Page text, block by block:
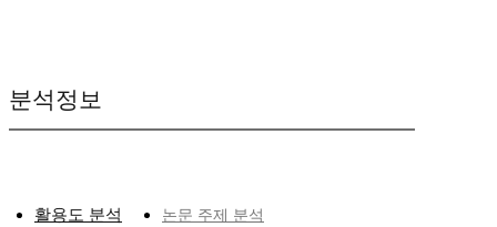
분석정보
활용도 분석
논문 주제 분석